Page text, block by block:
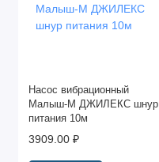
Насос вибрационный
Малыш-М ДЖИЛЕКС шнур
питания 10м
3909.00 ₽